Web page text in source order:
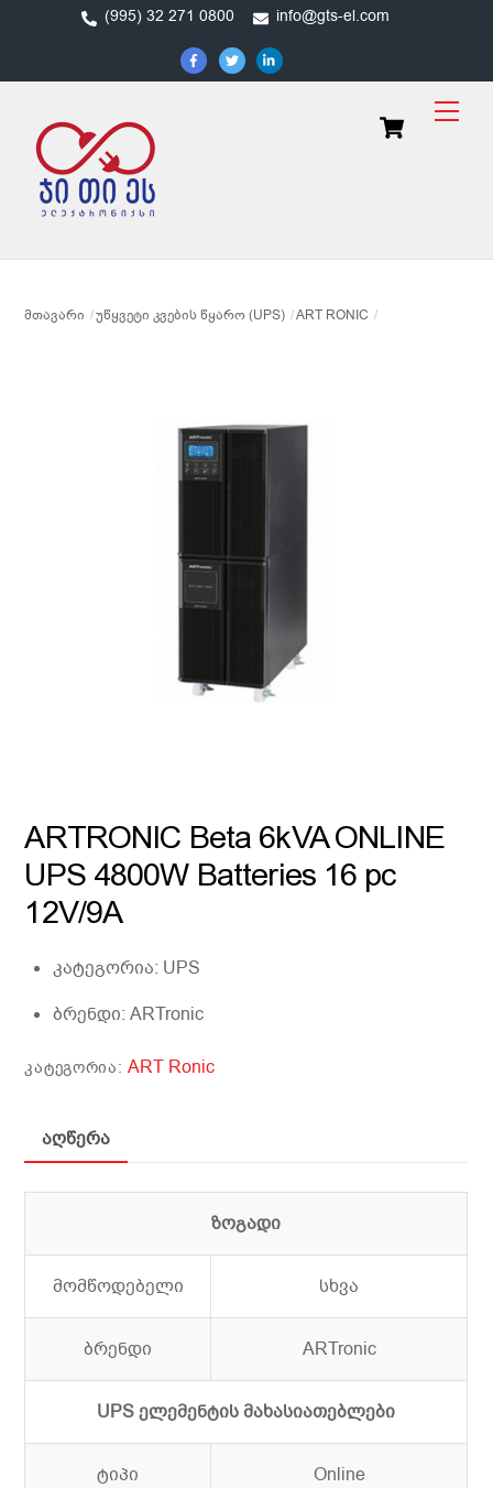
(995) 32 271 0800 info@gts-el.com
Cart
ᲛᲗᲐᲕᲐᲠᲘ ᲣᲬᲧᲕᲔᲢᲘ ᲙᲕᲔᲑᲘᲡ ᲬᲧᲐᲠᲝ (UPS) ART RONIC
ARTRONIC Beta 6kVA ONLINE
UPS 4800W Batteries 16 pc
12V/9A
კატეგორია: UPS
ბრენდი: ARTronic
ᲙᲐᲢᲔᲒᲝᲠᲘᲐ:ART Ronic
აღწერა
ზოგადი
მომწოდებელი სხვა
ბრენდი ARTronic
UPS ელემენტის მახასიათებლები
ტიპი Online